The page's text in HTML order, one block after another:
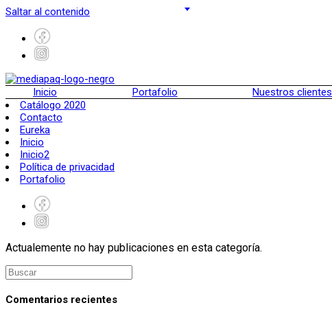
Saltar al contenido
Inicio Portafolio Nuestros clientes
Catálogo 2020
Contacto
Eureka
Inicio
Inicio2
Política de privacidad
Portafolio
Actualemente no hay publicaciones en esta categoría.
Comentarios recientes